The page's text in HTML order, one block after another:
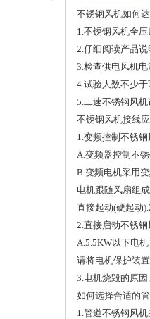
不锈钢风机如何
1.不锈钢风机全
2.仔细阅读产品
3.检查供电风机
4.试验人数不少
5.二速不锈钢风
不锈钢风机接线
1.变频控制不锈钢
A.变频器控制不
B.变频电机采用
电机跟随风扇组
直接起动(硬起动
2.直接启动不锈钢
A.5.5KW以下电
请将电机保护装
3.电机烧毁的原因
如何选择合适的
1.管道不锈钢风